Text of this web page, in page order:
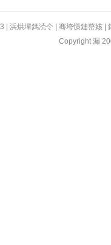
|浜烘墠鎷涜仒 |骞垮憡鏈嶅姟 |
Copyright 漏